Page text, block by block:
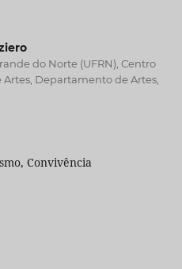
do Norte (UFRN), Centro
Departamento de Artes,
Convivência